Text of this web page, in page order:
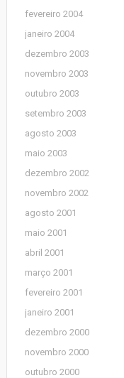
fevereiro 2004
janeiro 2004
dezembro 2003
novembro 2003
outubro 2003
setembro 2003
agosto 2003
maio 2003
dezembro 2002
novembro 2002
agosto 2001
maio 2001
abril 2001
março 2001
fevereiro 2001
janeiro 2001
dezembro 2000
novembro 2000
outubro 2000